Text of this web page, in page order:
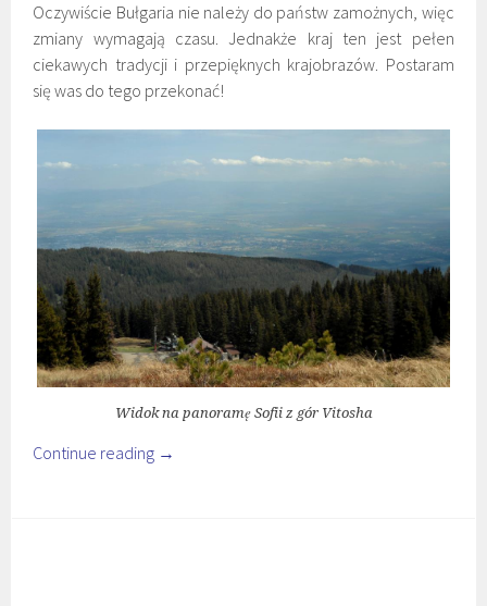
Oczywiście Bułgaria nie należy do państw zamożnych, więc
zmiany wymagają czasu. Jednakże kraj ten jest pełen
ciekawych tradycji i przepięknych krajobrazów. Postaram
się was do tego przekonać!
Widok na panoramę Sofii z gór Vitosha
Continue reading →